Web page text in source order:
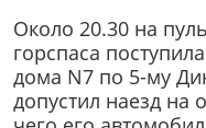
Около 20.30 на
горспаса
дома N7 по 5-му
допустил наезд на